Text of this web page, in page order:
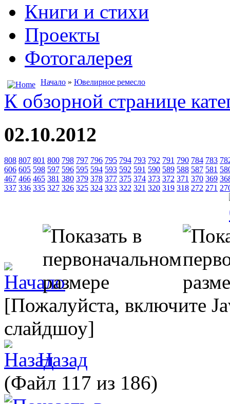
Книги и стихи
Проекты
Фотогалерея
Начало » Ювелирное ремесло
К обзорной странице
02.10.2012
808 807 801 800 798 797 796 795 794 793 792 791 790 784 783
606 605 598 597 596 595 594 593 592 591 590 589 588 587 581
467 466 465 381 380 379 378 377 375 374 373 372 371 370 369
337 336 335 327 326 325 324 323 322 321 320 319 318 272 271
[Пожалуйста, включите
слайдшоу]
Назад
(Файл 117 из 186)